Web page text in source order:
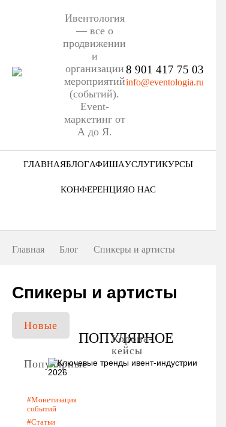
Ивентология
— все о
продвижении
и
организации
мероприятий
(событий).
Event-
маркетинг от
А до Я.
8 901 417 75 03
info@eventologia.ru
ГЛАВНАЯБЛОГ
Ниша
Формат
АФИШАУСЛУГИКУРСЫ
КОНФЕРЕНЦИЯО НАС
Портфолио
Главная Блог Спикеры и артисты
Спикеры и артисты
Новые
Популярные
Корона-
кейсы
Монетизация
событий
Статьи
ПОПУЛЯРНОЕ